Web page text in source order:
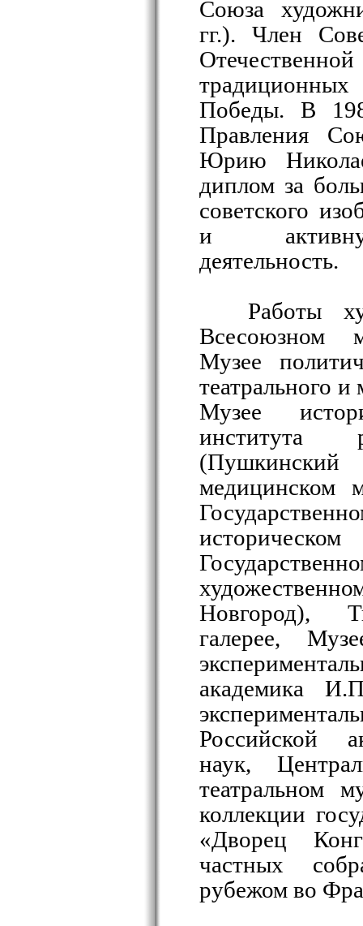
Союза
гг.). Член
Победы. В
Правления
Юрию
диплом за
советского
и
деятельность.
Работы
Всесоюзном
Музее
театрального и
Музее
института
медицинском
Новгород),
галерее,
академика
Российской
наук,
театральном
коллекции
«Дворец
частных
рубежом во